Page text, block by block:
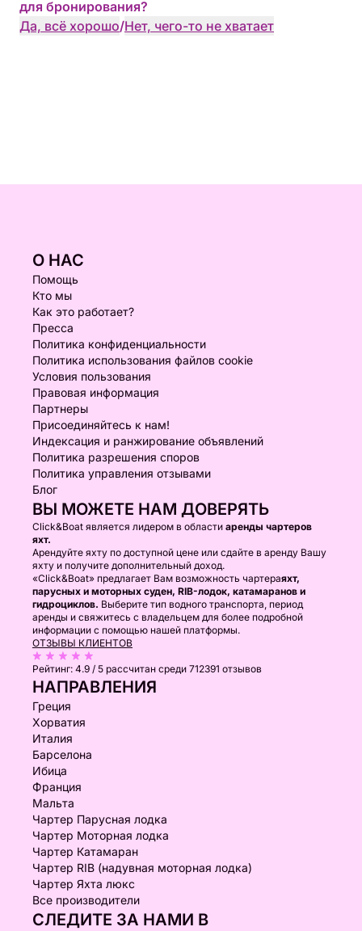
для бронирования?
Да, всё хорошо/Нет, чего-то не хватает
О НАС
Помощь
Кто мы
Как это работает?
Пресса
Политика конфиденциальности
Политика использования файлов cookie
Условия пользования
Правовая информация
Партнеры
Присоединяйтесь к нам!
Индексация и ранжирование объявлений
Политика разрешения споров
Политика управления отзывами
Блог
ВЫ МОЖЕТЕ НАМ ДОВЕРЯТЬ
Click&Boat является лидером в области аренды чартеров
яхт.
Арендуйте яхту по доступной цене или сдайте в аренду Вашу
яхту и получите дополнительный доход.
«Click&Boat» предлагает Вам возможность чартераяхт,
парусных и моторных суден, RIB-лодок, катамаранов и
гидроциклов. Выберите тип водного транспорта, период
аренды и свяжитесь с владельцем для более подробной
информации с помощью нашей платформы.
ОТЗЫВЫ КЛИЕНТОВ
Рейтинг: 4.9 / 5 рассчитан среди 712391 отзывов
НАПРАВЛЕНИЯ
Греция
Хорватия
Италия
Барселона
Ибица
Франция
Мальта
Чартер Парусная лодка
Чартер Моторная лодка
Чартер Катамаран
Чартер RIB (надувная моторная лодка)
Чартер Яхта люкс
Все производители
СЛЕДИТЕ ЗА НАМИ В